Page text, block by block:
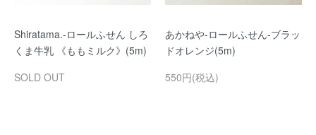
Shiratama.-ロールふせん しろ
くま牛乳 《ももミルク》(5m)
SOLD OUT
あかねや-ロールふせん-ブラッ
ドオレンジ(5m)
550円(税込)